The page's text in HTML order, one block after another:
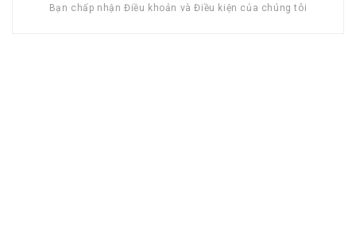
Bạn chấp nhận Điều khoản và Điều kiện của chúng tôi